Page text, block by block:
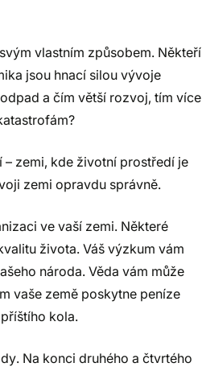
vlastním způsobem. Někteří
jsou hnací silou vývoje
a čím větší rozvoj, tím více
zemi, kde životní prostředí je
zemi opravdu správně.
ve vaší zemi. Některé
života. Váš výzkum vám
národa. Věda vám může
vaše země poskytne peníze
kola.
Na konci druhého a čtvrtého